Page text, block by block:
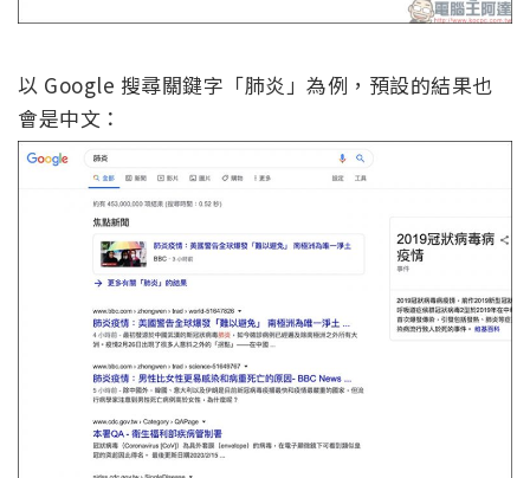
以 Google 搜尋關鍵字「肺炎」為例，預設的結果也
會是中文：